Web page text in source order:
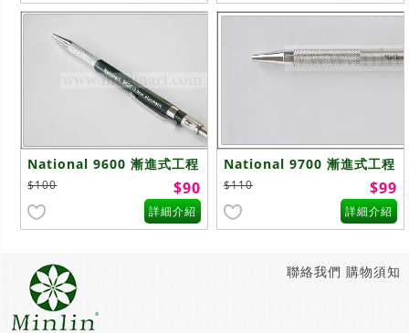
National 9600 漸進式工程
筆 2.0mm(漸進式) -特 - 複
製
$100 $90
詳細介紹
National 9700 漸進式工程
筆 2.0mm(漸進式)
$110 $99
詳細介紹
購物須知
聯絡我們